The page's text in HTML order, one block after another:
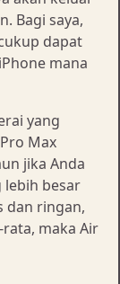
Bagi saya,
dapat
mana
yang
Max
jika Anda
lebih besar
dan ringan,
maka Air